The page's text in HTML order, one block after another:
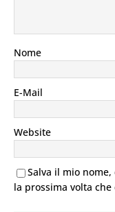
Nome
E-Mail
Website
Salva il mio
la prossima volta che